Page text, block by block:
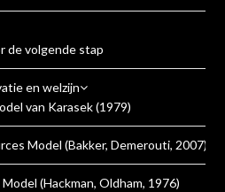
de volgende stap
en welzijn
van Karasek (1979)
Model (Bakker, Demerouti, 2007)
(Hackman, Oldham, 1976)